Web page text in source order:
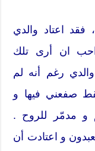
فقد اعتاد والدي
ان أرى تلك
رغم أنه لم
صفعني فيها و
و مدمّر للروح .
و اعتادت أن